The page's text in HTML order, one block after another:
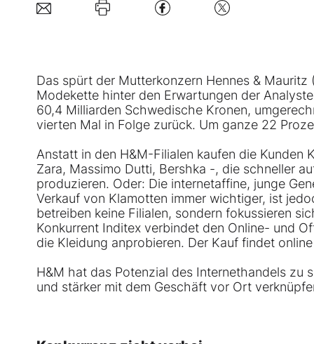
Das spürt der Mutterkonzern Hennes & Mauritz
Modekette hinter den Erwartungen der
60,4 Milliarden Schwedische Kronen,
vierten Mal in Folge zurück. Um ganze 22
Anstatt in den H&M-Filialen kaufen die Kunden
Zara, Massimo Dutti, Bershka -, die schneller
produzieren. Oder: Die internetaffine, junge
Verkauf von Klamotten immer wichtiger, ist
betreiben keine Filialen, sondern fokussieren
Konkurrent Inditex verbindet den Online- und
die Kleidung anprobieren. Der Kauf findet
H&M hat das Potenzial des Internethandels zu
und stärker mit dem Geschäft vor Ort